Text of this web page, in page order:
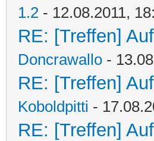
1.2 - 12.08.2011,
RE: [Treffen]
Doncrawallo -
RE: [Treffen]
Koboldpitti -
RE: [Treffen]